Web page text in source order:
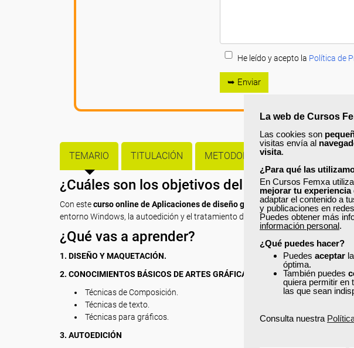
La web de Cursos
Las cookies son
visitas envía al
visita.
¿Para qué las
En Cursos Femxa
mejorar tu experiencia
adaptar el contenido a
y publicaciones en
Puedes obtener más
información personal.
¿Qué puedes hacer?
Puedes aceptar
óptima.
También puedes
quiera permitir en
las que sean
Consulta nuestra
He leído y acepto la Política de
➥ Enviar
TEMARIO TITULACIÓN METODOLOGÍA
¿Cuáles son los objetivos del curso?
Con estecurso online de Aplicaciones de diseño gráfico autoedición,
entorno Windows, la autoedición y el tratamiento de imágenes, utilizando las
¿Qué vas a aprender?
1. DISEÑO Y MAQUETACIÓN.
2. CONOCIMIENTOS BÁSICOS DE ARTES GRÁFICAS
Técnicas de Composición.
Técnicas de texto.
Técnicas para gráficos.
3. AUTOEDICIÓN